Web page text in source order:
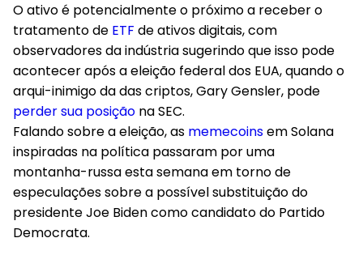
O ativo é potencialmente o próximo a receber o
tratamento de ETF de ativos digitais, com
observadores da indústria sugerindo que isso pode
acontecer após a eleição federal dos EUA, quando o
arqui-inimigo da das criptos, Gary Gensler, pode
perder sua posição na SEC.
Falando sobre a eleição, as memecoinsem Solana
inspiradas na política passaram por uma
montanha-russa esta semana em torno de
especulações sobre a possível substituição do
presidente Joe Biden como candidato do Partido
Democrata.